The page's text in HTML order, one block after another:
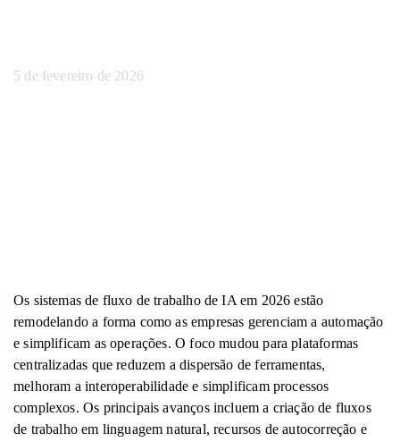
5 de fevereiro de 2026
Os sistemas de fluxo de trabalho de IA em 2026 estão
remodelando a forma como as empresas gerenciam a automação
e simplificam as operações. O foco mudou para plataformas
centralizadas que reduzem a dispersão de ferramentas,
melhoram a interoperabilidade e simplificam processos
complexos. Os principais avanços incluem a criação de fluxos
de trabalho em linguagem natural, recursos de autocorreção e